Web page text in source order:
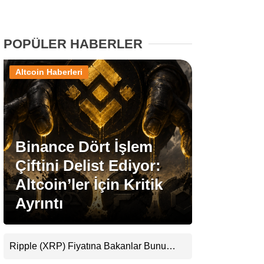
Facebook
Instagram
Youtube
TikTok
POPÜLER HABERLER
Binance Dört İşlem
Çiftini Delist Ediyor:
Altcoin’ler İçin Kritik
Ayrıntı
Altcoin Haberleri
Ripple (XRP) Fiyatına Bakanlar Bunu